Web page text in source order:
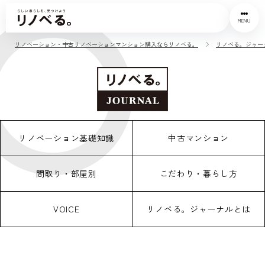
MENU
リノベーション・中古リノベーションマンション購入ならリノベる。 リノベる。ジャ
リノベーション基礎知識 中古マンション
間取り・部屋別 こだわり・暮らし方
VOICE リノベる。ジャーナルとは